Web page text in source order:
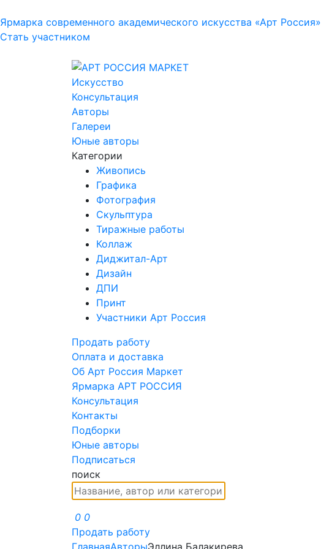
Ярмарка современного академического искусства «Арт Россия»
Стать участником
Искусство
Консультация
Авторы
Галереи
Юные авторы
Категории
Живопись
Графика
Фотография
Скульптура
Тиражные работы
Коллаж
Диджитал-Арт
Дизайн
ДПИ
Принт
Участники Арт Россия
Продать работу
Оплата и доставка
Об Арт Россия Маркет
Ярмарка АРТ РОССИЯ
Консультация
Контакты
Подборки
Юные авторы
Подписаться
поиск
0 0
Продать работу
ГлавнаяАвторыЭллина Балакирева